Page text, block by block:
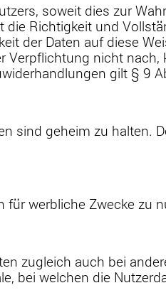
soweit dies zur
die Richtigkeit und
der Daten auf diese
Verpflichtung nicht
gilt § 9
sind geheim zu halten.
für werbliche Zwecke zu
zugleich auch bei
bei welchen die